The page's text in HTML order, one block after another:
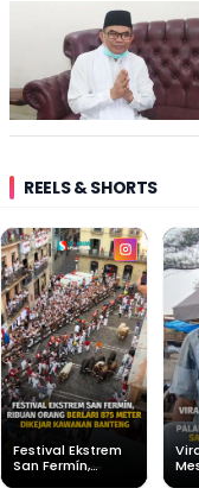
REELS & SHORTS
Festival Ekstrem
San Fermín,